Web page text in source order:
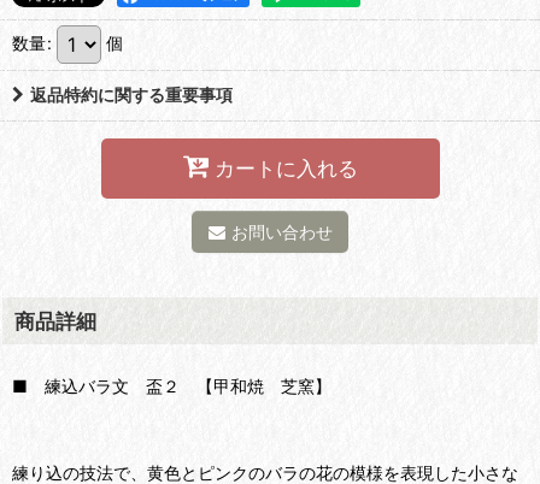
数量: 個
返品特約に関する重要事項
カートに入れる
お問い合わせ
商品詳細
■ 練込バラ文 盃２ 【甲和焼 芝窯】
練り込の技法で、黄色とピンクのバラの花の模様を表現した小さな